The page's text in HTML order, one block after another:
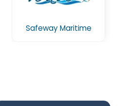
Safeway Maritime